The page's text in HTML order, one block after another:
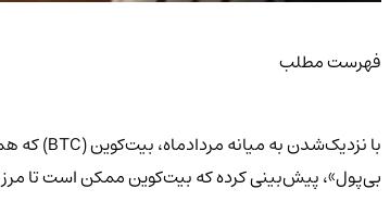
فهرست مطلب
بی‌پول»، پیش‌بینی کرده که بیت‌کوین ممکن است تا مرز ۹۰٬۰۰۰ دلار سقوط کند؛ سقوطی که او از آن استقبال می‌کند!